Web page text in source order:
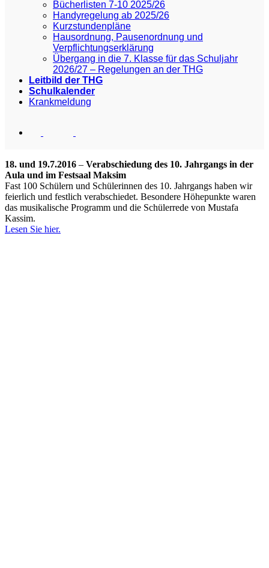
Bücherlisten 7-10 2025/26
Handyregelung ab 2025/26
Kurzstundenpläne
Hausordnung, Pausenordnung und
Verpflichtungserklärung
Übergang in die 7. Klasse für das Schuljahr
2026/27 – Regelungen an der THG
Leitbild der THG
Schulkalender
Krankmeldung
18. und 19.7.2016 – Verabschiedung des 10. Jahrgangs in der
Aula und im Festsaal Maksim
Fast 100 Schülern und Schülerinnen des 10. Jahrgangs haben wir
feierlich und festlich verabschiedet. Besondere Höhepunkte waren
das musikalische Programm und die Schülerrede von Mustafa
Kassim.
Lesen Sie hier.